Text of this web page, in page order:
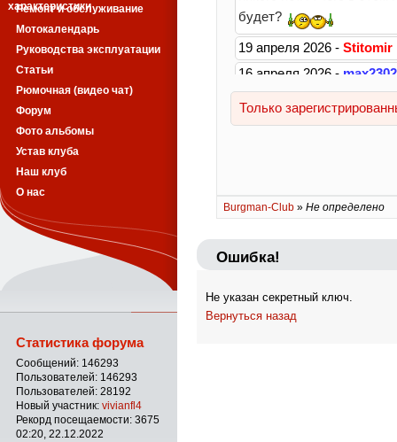
Burgman-Club » Не определено
Ошибка!
Не указан секретный ключ.
Вернуться назад
характеристики
Ремонт и обслуживание
Мотокалендарь
Руководства эксплуатации
Статьи
Рюмочная (видео чат)
Форум
Фото альбомы
Устав клуба
Наш клуб
О нас
Статистика форума
Сообщений: 146293
Пользователей: 146293
Пользователей: 28192
Новый участник: vivianfl4
Рекорд посещаемости: 3675
02:20, 22.12.2022